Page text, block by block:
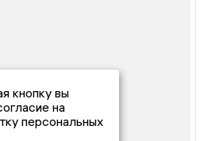
кнопку вы
на
персональных